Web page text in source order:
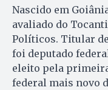
Nascido em
avaliado do
Políticos. Titular
foi deputado
eleito pela
federal mais novo